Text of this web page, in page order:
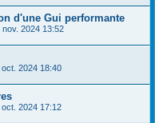
d'une Gui performante
nov. 2024 13:52
oct. 2024 18:40
2024 17:12